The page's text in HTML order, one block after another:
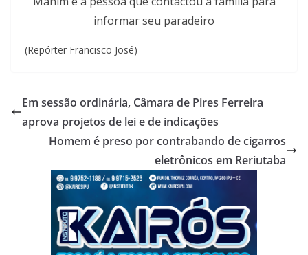
informar seu paradeiro
(Repórter Francisco José)
Em sessão ordinária, Câmara de Pires Ferreira
aprova projetos de lei e de indicações
Homem é preso por contrabando de cigarros
eletrônicos em Reriutaba